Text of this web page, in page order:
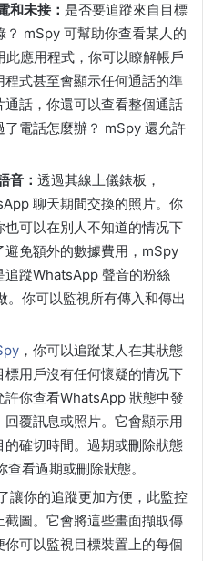
和未接： 是否要追蹤來自目標
mSpy 可幫助你查看某人的
應用程式，你可以瞭解帳戶
式甚至會顯示任何通話的準
話，你還可以查看整個通話
電話怎麼辦？ mSpy 還允許
音： 透過其線上儀錶板，
聊天期間交換的照片。你
可以在別人不知道的情况下
免額外的數據費用，mSpy
追蹤WhatsApp 聲音的粉絲
。你可以監視所有傳入和傳出
，你可以追蹤某人在其狀態
用戶沒有任何懷疑的情况下
你查看WhatsApp 狀態中發
覆訊息或照片。它會顯示用
確切時間。過期或刪除狀態
看過期或刪除狀態。
讓你的追蹤更加方便，此監控
圖。它會將這些畫面擷取傳
可以監視目標裝置上的每個